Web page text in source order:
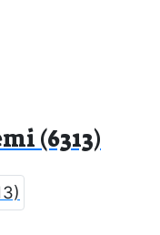
(6313)